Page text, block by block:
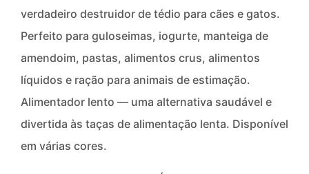
verdadeiro destruidor de tédio para cães e gatos.
Perfeito para guloseimas, iogurte, manteiga de
amendoim, pastas, alimentos crus, alimentos
líquidos e ração para animais de estimação.
Alimentador lento — uma alternativa saudável e
divertida às taças de alimentação lenta. Disponível
em várias cores.